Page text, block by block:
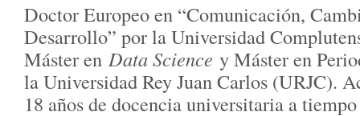
Doctor Europeo en “Comunicación,
Desarrollo” por la Universidad
Máster en Data Science y Máster en
la Universidad Rey Juan Carlos (URJC).
18 años de docencia universitaria a